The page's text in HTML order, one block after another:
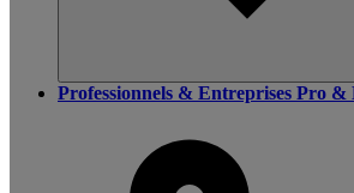
Professionnels & Entreprises Pro &